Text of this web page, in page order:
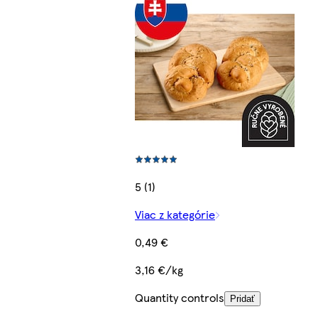
5 (1)
Viac z kategórie
0,49 €
3,16 €/kg
Quantity controls
Pridať